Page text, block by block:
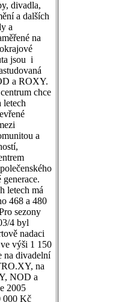
divadla,
a dalších
a
na
jsou i
a ROXY.
chce
letech
a
generace.
letech má
468 a 480
sezony
4 byl
nadaci
výši 1 150
na divadelní
na
NOD a
2005
000 Kč